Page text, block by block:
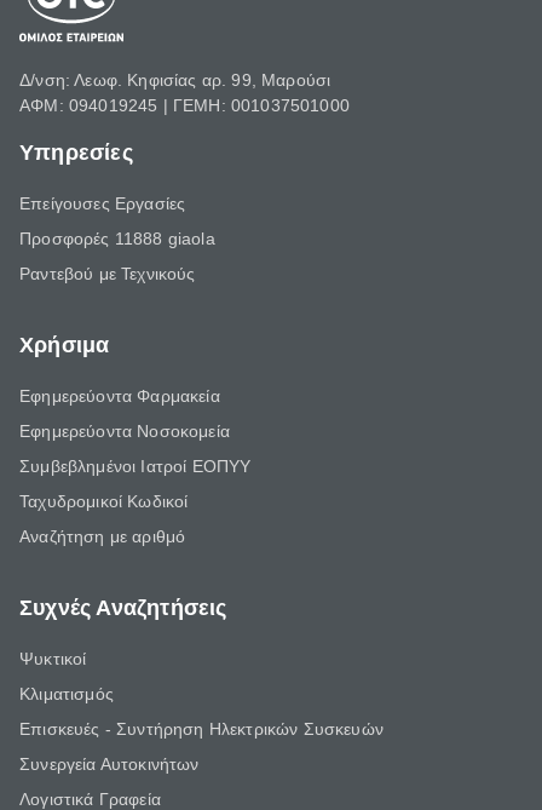
Δ/νση: Λεωφ. Κηφισίας αρ. 99, Μαρούσι
ΑΦΜ: 094019245 | ΓΕΜΗ: 001037501000
Υπηρεσίες
Επείγουσες Εργασίες
Προσφορές 11888 giaola
Ραντεβού με Τεχνικούς
Χρήσιμα
Εφημερεύοντα Φαρμακεία
Εφημερεύοντα Νοσοκομεία
Συμβεβλημένοι Ιατροί ΕΟΠΥΥ
Ταχυδρομικοί Κωδικοί
Αναζήτηση με αριθμό
Συχνές Αναζητήσεις
Ψυκτικοί
Κλιματισμός
Επισκευές - Συντήρηση Ηλεκτρικών Συσκευών
Συνεργεία Αυτοκινήτων
Λογιστικά Γραφεία